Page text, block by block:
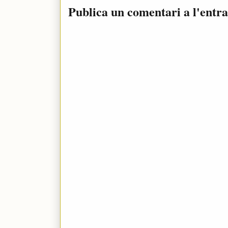
Publica un comentari a